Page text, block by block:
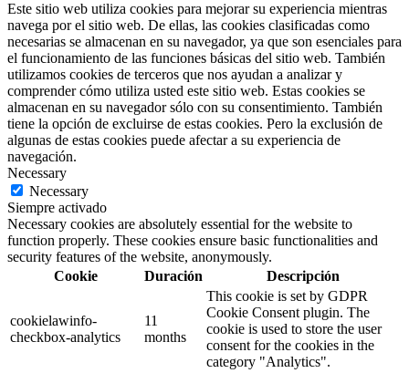
Este sitio web utiliza cookies para mejorar su experiencia mientras
navega por el sitio web. De ellas, las cookies clasificadas como
necesarias se almacenan en su navegador, ya que son esenciales para
el funcionamiento de las funciones básicas del sitio web. También
utilizamos cookies de terceros que nos ayudan a analizar y
comprender cómo utiliza usted este sitio web. Estas cookies se
almacenan en su navegador sólo con su consentimiento. También
tiene la opción de excluirse de estas cookies. Pero la exclusión de
algunas de estas cookies puede afectar a su experiencia de
navegación.
Necessary
Necessary
Siempre activado
Necessary cookies are absolutely essential for the website to
function properly. These cookies ensure basic functionalities and
security features of the website, anonymously.
Cookie
Duración Descripción
cookielawinfo-
checkbox-analytics
11
months
This cookie is set by GDPR
Cookie Consent plugin. The
cookie is used to store the user
consent for the cookies in the
category "Analytics".